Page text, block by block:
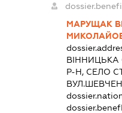
МАРУЩАК
Р-Н, СЕЛО